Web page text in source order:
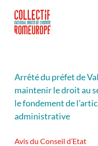
contenu
Arrêté du préfet de
maintenir le droit au
le fondement de
administrative
Avis du Conseil d’Etat